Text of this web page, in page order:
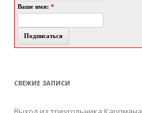
Ваше имя: *
СВЕЖИЕ ЗАПИСИ